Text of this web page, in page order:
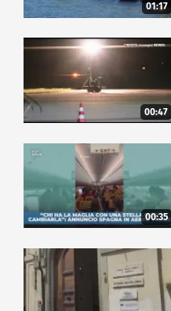
01:17
00:47
00:35